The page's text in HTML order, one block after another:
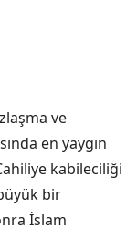
ve
en yaygın
kabileciliği
bir
İslam